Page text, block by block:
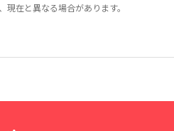
現在と異なる場合があります。